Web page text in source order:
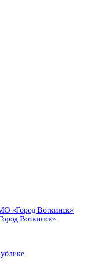
«Город Воткинск»
Воткинск»